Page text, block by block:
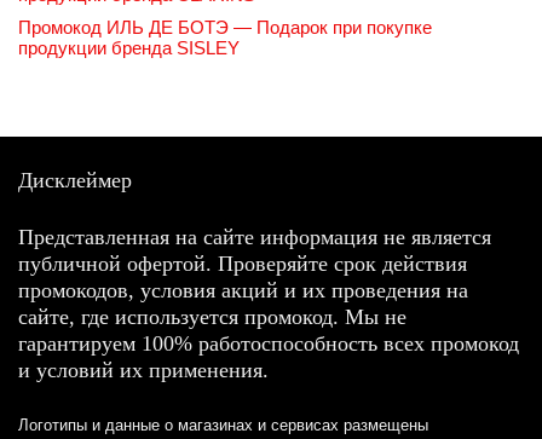
Промокод ИЛЬ ДЕ БОТЭ — Подарок при покупке
продукции бренда SISLEY
Дисклеймер
Представленная на сайте информация не является
публичной офертой. Проверяйте срок действия
промокодов, условия акций и их проведения на
сайте, где используется промокод. Мы не
гарантируем 100% работоспособность всех промокод
и условий их применения.
Логотипы и данные о магазинах и сервисах размещены